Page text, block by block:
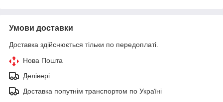
Умови доставки
Доставка здійснюється тільки по передоплаті.
Нова Пошта
Делівері
Доставка попутнім транспортом по Україні